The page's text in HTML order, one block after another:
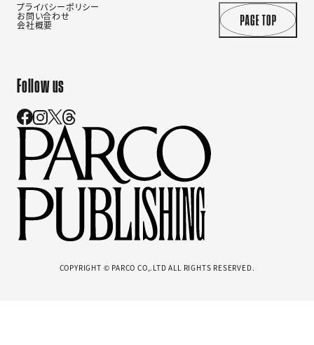
プライバシーポリシー
お問い合わせ
会社概要
Follow us
COPYRIGHT © PARCO CO,.LTD ALL RIGHTS RESERVED.